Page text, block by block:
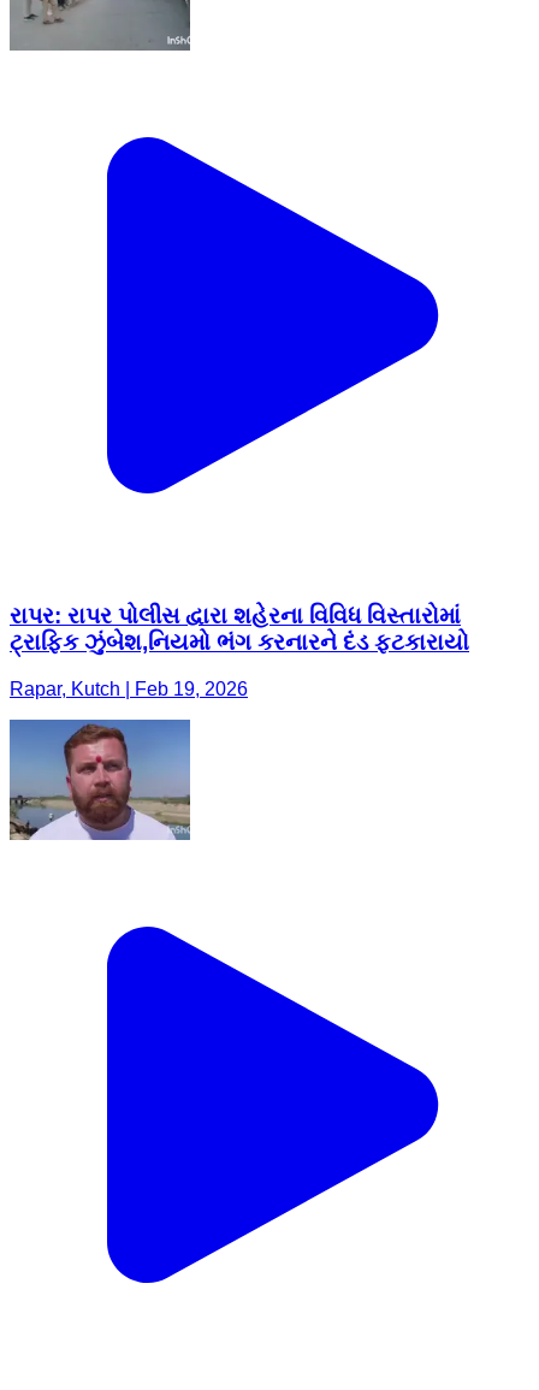
રાપર: રાપર પોલીસ દ્વારા શહેરના વિવિધ વિસ્તારોમાં
ટ્રાફિક ઝુંબેશ,નિયમો ભંગ કરનારને દંડ ફટકારાયો
Rapar, Kutch | Feb 19, 2026